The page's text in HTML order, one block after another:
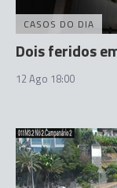
CASOS DO DIA
Dois feridos
12 Ago 18:00